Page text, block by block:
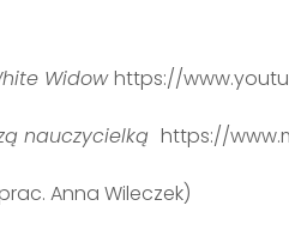
Widowhttps://
nauczycielką https://
Anna Wileczek)